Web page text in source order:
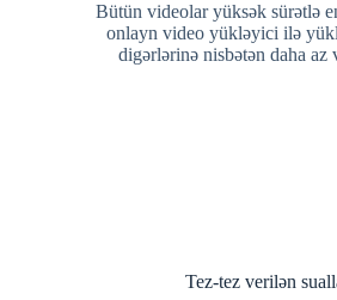
Bütün videolar yüksək sürətlə
onlayn video yükləyici ilə
digərlərinə nisbətən daha az
Tez-tez verilən